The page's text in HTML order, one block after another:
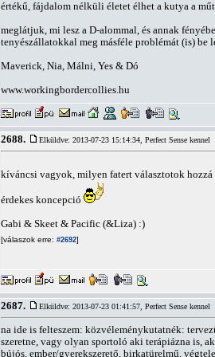
értékű, fájdalom nélküli életet élhet a kutya a
meglátjuk, mi lesz a D-alommal, és annak
tenyészállatokkal meg másféle problémát (is) be
Maverick, Nia, Málni, Yes & Dó
www.workingbordercollies.hu
2688. Elküldve: 2013-07-23 15:14:34, Perfect Sense kennel
kíváncsi vagyok, milyen fatert választotok hozzá
érdekes koncepció
Gabi & Skeet & Pacific (&Liza) :)
[válaszok erre: #2692]
2687. Elküldve: 2013-07-23 01:41:57, Perfect Sense kennel
na ide is felteszem: közvéleménykutatnék:
szeretne, vagy olyan sportoló aki terápiázna is,
bújós, ember/gyerekszerető, birkatürelmű,